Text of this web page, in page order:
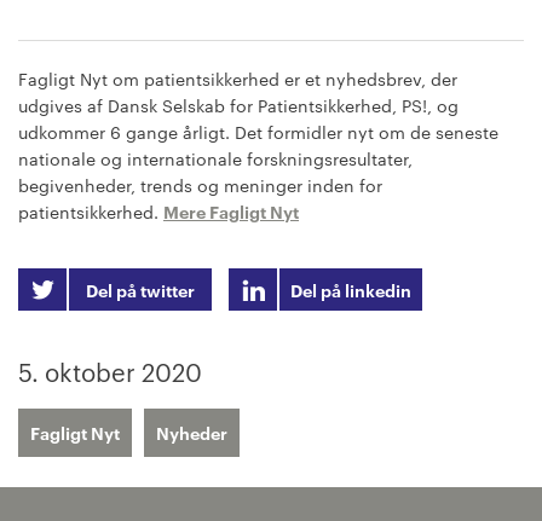
Fagligt Nyt om patientsikkerhed er et nyhedsbrev, der
udgives af Dansk Selskab for Patientsikkerhed, PS!, og
udkommer 6 gange årligt. Det formidler nyt om de seneste
nationale og internationale forskningsresultater,
begivenheder, trends og meninger inden for
patientsikkerhed. Mere Fagligt Nyt
Del på twitter Del på linkedin
5. oktober 2020
Fagligt Nyt Nyheder